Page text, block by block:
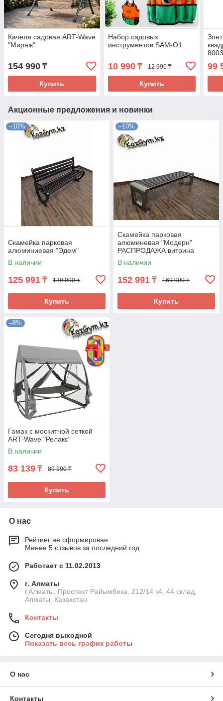
Качеля садовая ART-Wave
"Мираж"
154 990 ₸
Купить
Набор садовых
инструментов SAM-O1
10 990₸ 12 990 ₸
Купить
99
Акционные предложения и новинки
–10%
Скамейка парковая
алюминиевая "Эдем"
В наличии
125 991 ₸ 139 990 ₸
Купить
–10%
Скамейка парковая
алюминевая "Модерн"
РАСПРОДАЖА витрина
В наличии
152 991 ₸ 169 990 ₸
Купить
–8%
Гамак с москитной сеткой
ART-Wave "Релакс"
В наличии
83 139 ₸ 89 990 ₸
Купить
О нас
Рейтинг не сформирован
Менее 5 отзывов за последний год
Работает с 11.02.2013
г. Алматы
г.Алматы, Проспект Райымбека, 212/14 к4, 44 склад,
Алматы, Казахстан
Контакты
Сегодня выходной
Показать весь график работы
О нас
Контакты